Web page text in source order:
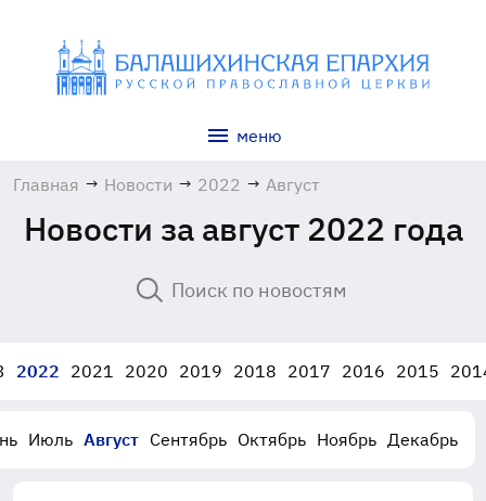
меню
Главная → Новости → 2022 → Август
Новости за август 2022 года
2022 2021 2020 2019 2018 2017 2016 2015
Июль Август Сентябрь Октябрь Ноябрь Декабрь